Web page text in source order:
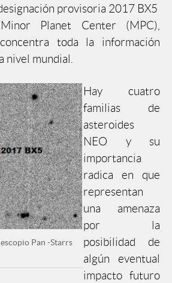
provisoria 2017 BX5
Planet Center (MPC),
toda la información
nivel mundial.
Pan -Starrs
Hay cuatro
familias de
asteroides
NEO y su
importancia
radica en que
representan
una amenaza
por la
posibilidad de
algún eventual
impacto futuro